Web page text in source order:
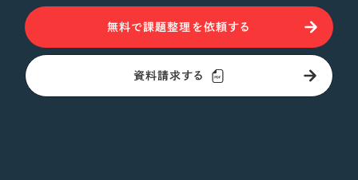
無料で課題整理を依頼する
資料請求する